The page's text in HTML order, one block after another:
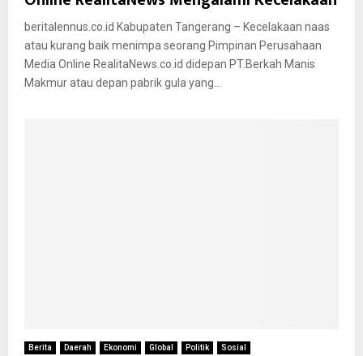
beritalennus.co.id Kabupaten Tangerang – Kecelakaan naas
atau kurang baik menimpa seorang Pimpinan Perusahaan
Media Online RealitaNews.co.id didepan PT.Berkah Manis
Makmur atau depan pabrik gula yang...
Berita Daerah Ekonomi Global Politik Sosial